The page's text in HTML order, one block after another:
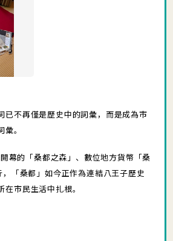
已不再僅是歷史中的詞彙，而是成為市
。
幕的「桑都之森」、數位地方貨幣「桑
「桑都」如今正作為連結八王子歷史
市民生活中扎根。